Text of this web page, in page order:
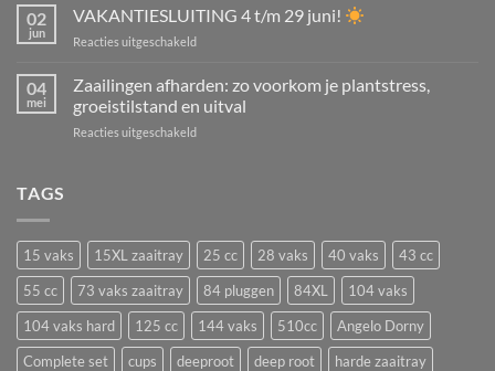
tuinplanten,
struiken
aardbeien
vermeerderen
kun
in
zaaien?
De
bloemen
zaaien
in
een
zaaitray
02
jun
VAKANTIESLUITING 4 t/m 29 juni!
Reacties uitgeschakeldvoor
29
juni!
04
mei
Zaailingen afharden: zo voorkom je plantstress,
groeistilstand en uitval
Reacties uitgeschakeldvoor
plantstress,
groeistilstand
en
uitval
TAGS
15 vaks 15XL zaaitray 25 cc 28 vaks 40 vaks
43 cc
55 cc
73 vaks zaaitray 84 pluggen 84XL
104 vaks
104 vaks hard
125 cc 144 vaks 510cc
Angelo Dorny
Complete set
cups deeproot deep root
harde zaaitray